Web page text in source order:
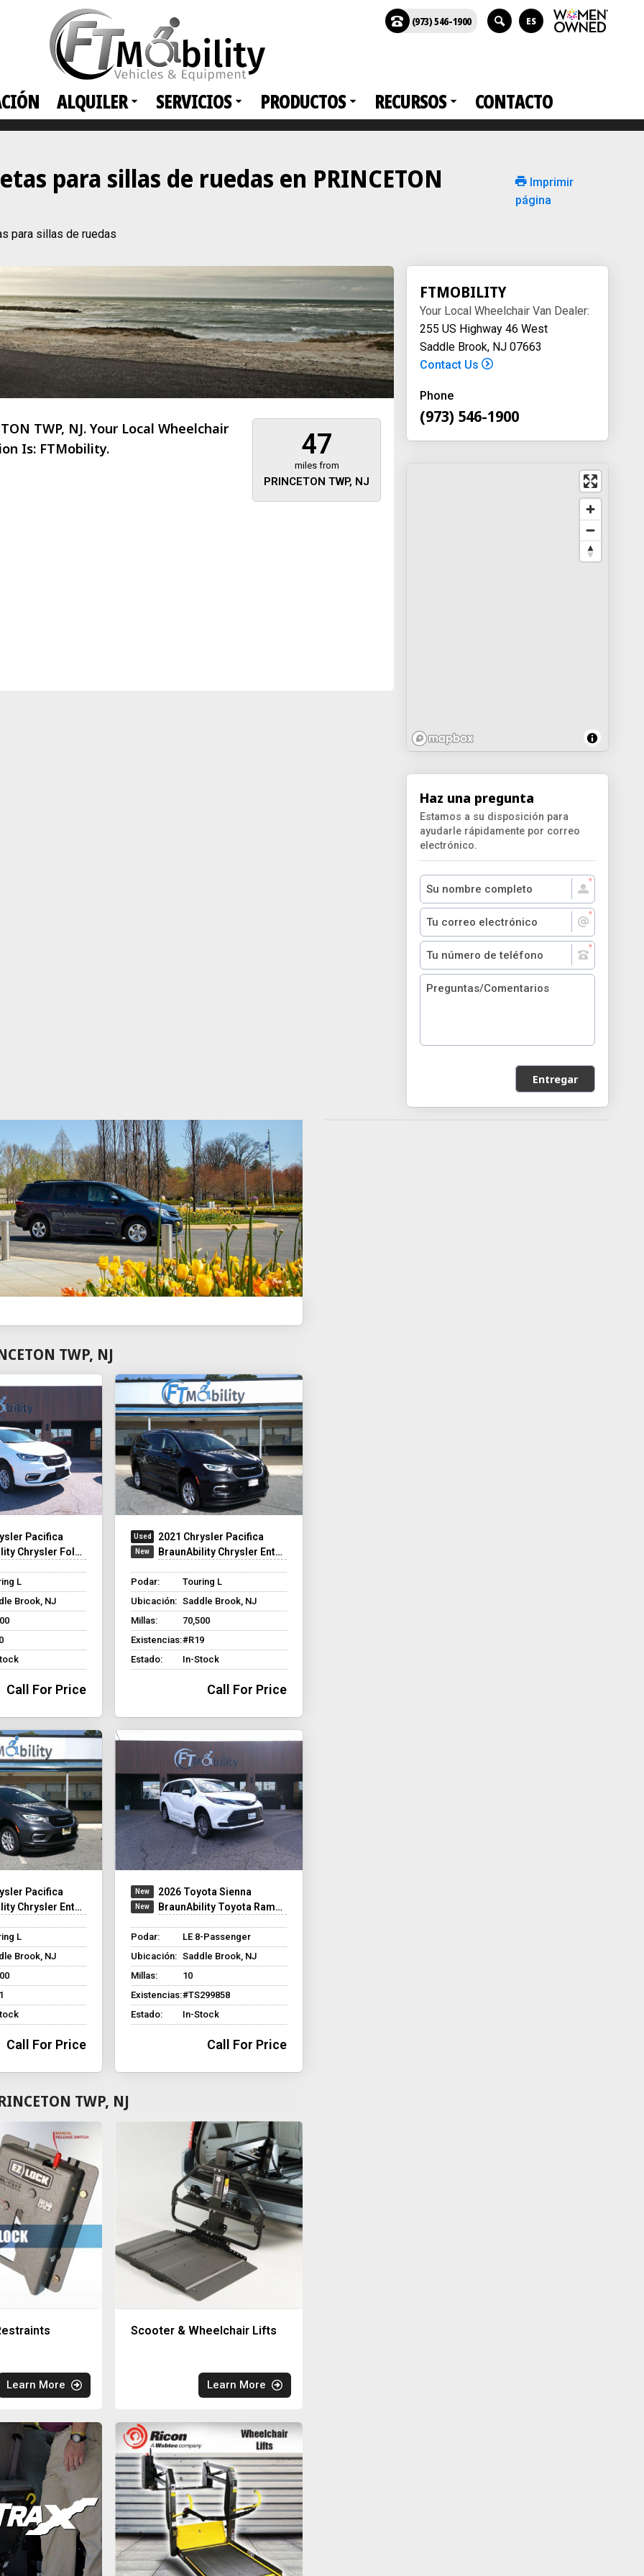
ALQUILER SERVICIOS PRODUCTOS RECURSOS CONTACTO
(973) 546-1900 ES
para sillas de ruedas en PRINCETON
para sillas de ruedas
Imprimir
página
47
miles from
PRINCETON TWP, NJ
TWP, NJ. Your Local Wheelchair
Is: FTMobility.
FTMOBILITY
Your Local Wheelchair Van Dealer:
255 US Highway 46 West
Saddle Brook, NJ 07663
Contact Us
Phone
(973) 546-1900
FTMobility
About 473 miles away
Haz una pregunta
Estamos a su disposición para
ayudarle rápidamente por correo
electrónico.
Entregar
TWP, NJ
Pacifica
Foldout XT
L
Brook, NJ
Call For Price
2021 Chrysler Pacifica
BraunAbility Chrysler Entervan XT
Podar:
Touring L
Ubicación: Saddle Brook, NJ
Millas:
70,500
Existencias:#R19
Estado:
In-Stock
Call For Price
Pacifica
Entervan XT
L
Brook, NJ
Call For Price
2026 Toyota Sienna
BraunAbility Toyota Rampvan XT
Podar:
LE 8-Passenger
Ubicación: Saddle Brook, NJ
Millas:
10
Existencias:#TS299858
Estado:
In-Stock
Call For Price
TWP, NJ
Learn More
Scooter & Wheelchair Lifts
Learn More